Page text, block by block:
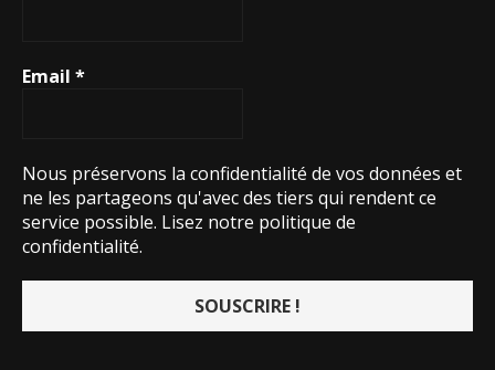
Email *
Nous préservons la confidentialité de vos données et
ne les partageons qu'avec des tiers qui rendent ce
service possible. Lisez notre politique de
confidentialité.